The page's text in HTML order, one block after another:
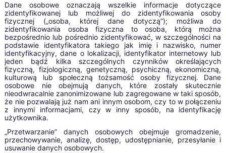
Dane osobowe oznaczają wszelkie informacje dotyczące
zidentyfikowanej lub możliwej do zidentyfikowania osoby
fizycznej („osoba, której dane dotyczą”); możliwa do
zidentyfikowania osoba fizyczna to osoba, którą można
bezpośrednio lub pośrednio zidentyfikować, w szczególności na
podstawie identyfikatora takiego jak imię i nazwisko, numer
identyfikacyjny, dane o lokalizacji, identyfikator internetowy lub
jeden bądź kilka szczególnych czynników określających
fizyczną, fizjologiczną, genetyczną, psychiczną, ekonomiczną,
kulturową lub społeczną tożsamość osoby fizycznej. Dane
osobowe nie obejmują danych, które zostały skutecznie
nieodwracalnie zanonimizowane lub zagregowane w taki sposób,
że nie pozwalają już nam ani innym osobom, czy to w połączeniu
z innymi informacjami, czy w inny sposób, na identyfikację
użytkownika.
„Przetwarzanie” danych osobowych obejmuje gromadzenie,
przechowywanie, analizę, dostęp, udostępnianie, przesyłanie i
usuwanie danych osobowych.